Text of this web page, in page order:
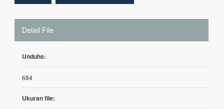
Detail File
Unduhs:
684
Ukuran file: